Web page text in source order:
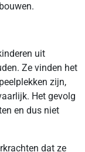
uit
Ze vinden het
zijn,
Het gevolg
en dus niet
dat ze